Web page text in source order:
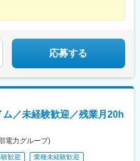
社員の大半は20代です。若手で勢い
プレを毎日自主的に行っており、互
応募する
／未経験歓迎／残業月20h
電力グループ)
歓迎 業種未経験歓迎